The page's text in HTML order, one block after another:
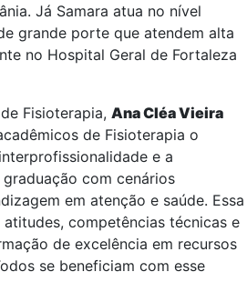
Já Samara atua no nível
grande porte que atendem alta
no Hospital Geral de Fortaleza
Fisioterapia, Ana Cléa Vieira
de Fisioterapia o
e a
com cenários
em atenção e saúde. Essa
competências técnicas e
de excelência em recursos
se beneficiam com esse